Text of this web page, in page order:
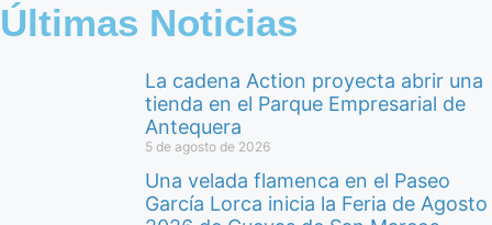
Últimas Noticias
La cadena Action proyecta abrir una
tienda en el Parque Empresarial de
Antequera
5 de agosto de 2026
Una velada flamenca en el Paseo
García Lorca inicia la Feria de Agosto